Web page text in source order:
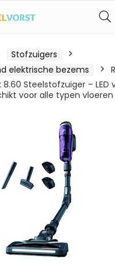
Stofzuigers
elektrische bezems
8.60 Steelstofzuiger – LED
voor alle typen vloeren